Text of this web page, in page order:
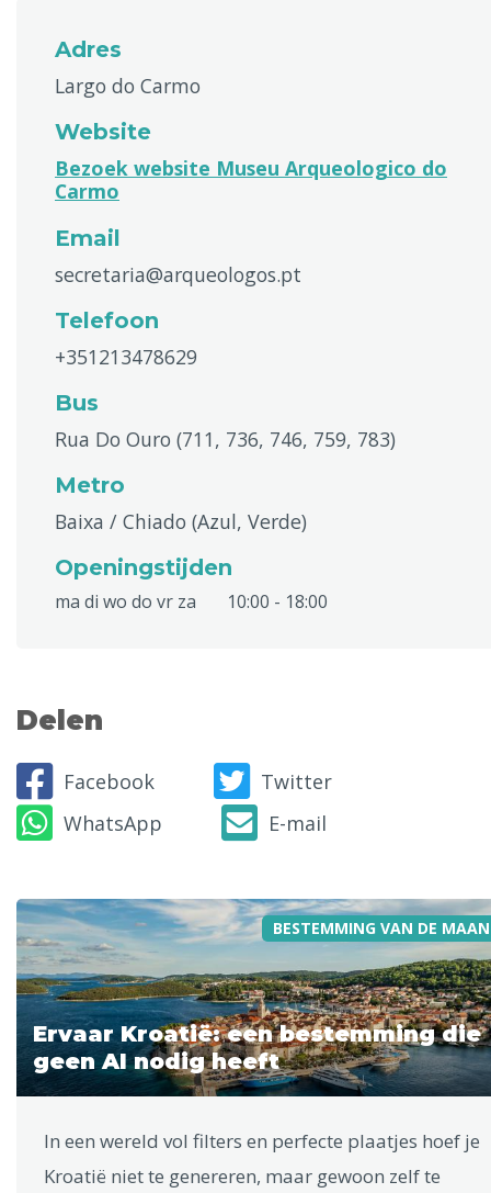
Adres
Largo do Carmo
Website
Bezoek website Museu Arqueologico do
Carmo
Email
secretaria@arqueologos.pt
Telefoon
+351213478629
Bus
Rua Do Ouro (711, 736, 746, 759, 783)
Metro
Baixa / Chiado (Azul, Verde)
Openingstijden
ma di wo do vr za 10:00 - 18:00
Delen
Facebook
Twitter
WhatsApp
E-mail
BESTEMMING VAN DE
Ervaar Kroatië: een bestemming die
geen AI nodig heeft
In een wereld vol filters en perfecte plaatjes hoef je
Kroatië niet te genereren, maar gewoon zelf te